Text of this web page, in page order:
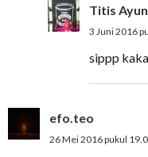
Titis
3 Juni 2016
sippp
efo.teo
26 Mei 2016 pukul